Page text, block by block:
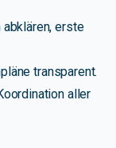
erste
transparent.
aller